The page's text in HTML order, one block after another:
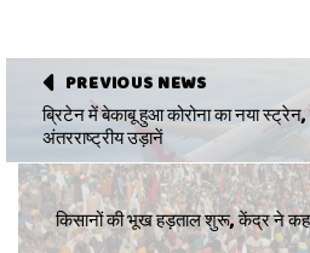
PREVIOUS NEWS
ब्रिटेन में बेकाबू हुआ कोरोना का नया
अंतरराष्ट्रीय उड़ानें
किसानों की भूख हड़ताल शुरू, केंद्र ने